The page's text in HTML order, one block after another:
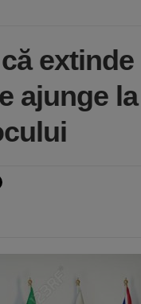
extinde
ajunge